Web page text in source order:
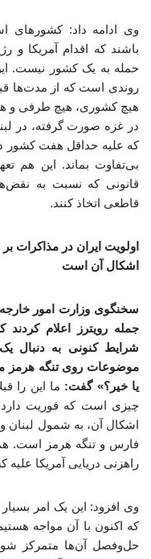
وی ادامه داد: کشورهای
باشند که اقدام آمریکا و
حمله به یک کشور نیست.
روندی است که از مدت‌ها
هیچ کشوری، هیچ طرفی و
در غزه صورت گرفته، در
که علیه حداقل هفت کشور
بی‌تفاوت بماند. این هم
قانونی که نسبت به
قاطعی اتخاذ کنند.
اولویت ایران در مذاکرات
اشکال آن است
سخنگوی وزارت امور
جمله رویترز اعلام
شرایط کنونی به دنبال
موضوعات روی تنگه هرمز
یا خیر؟» گفت: ما این را
چیزی است که فوریت
اشکال آن، به شمول لبنان و
فارس و تنگه هرمز است.
راهزنی دریایی آمریکا
وی افزود: این یک امر
که اکنون با آن مواجه
حل‌وفصل آن‌ها متمرکز